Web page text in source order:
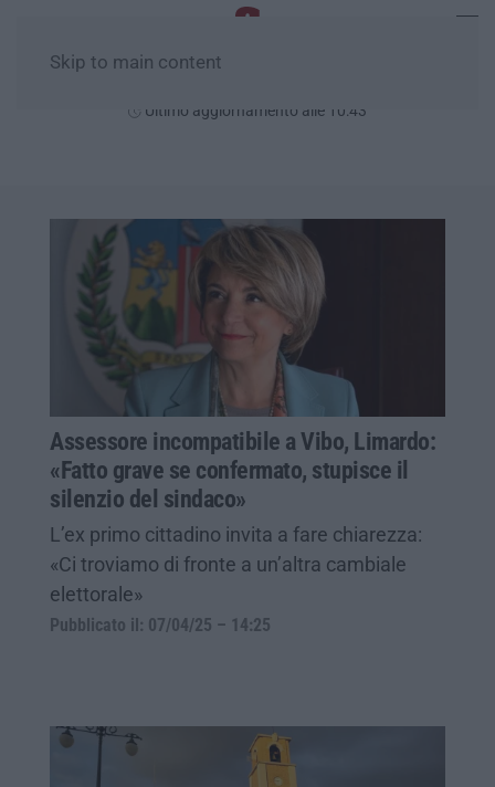
Skip to main content
Ultimo aggiornamento alle 10:43
Assessore incompatibile a Vibo, Limardo:
«Fatto grave se confermato, stupisce il
silenzio del sindaco»
L’ex primo cittadino invita a fare chiarezza:
«Ci troviamo di fronte a un’altra cambiale
elettorale»
Pubblicato il: 07/04/25 – 14:25